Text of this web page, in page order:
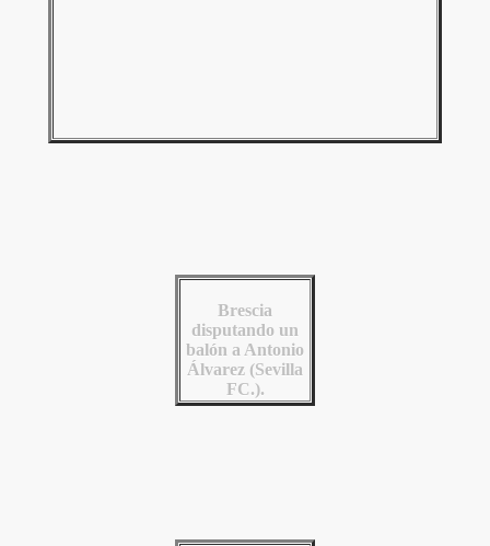
Brescia
disputando un
balón a Antonio
Álvarez (Sevilla
FC.).